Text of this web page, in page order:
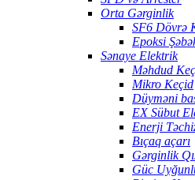
Orta Gərginlik
SF6 Dövrə
Epoksi
Sənaye Elektrik
Məhdud
Mikro Keçid
Düyməni
EX Sübut
Enerji
Bıçaq açarı
Gərginlik
Güc